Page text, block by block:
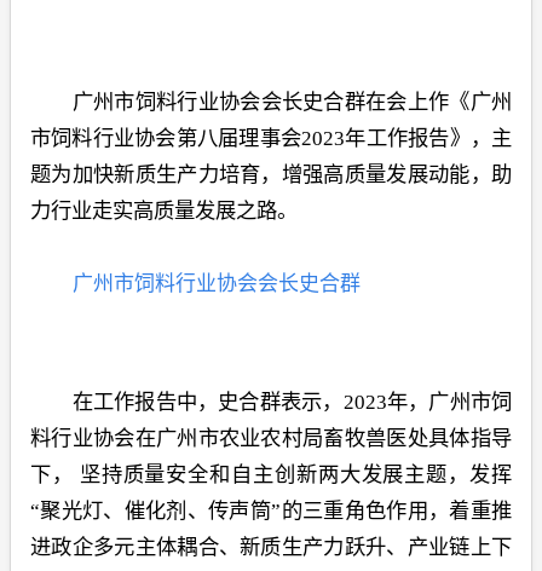
广州市饲料行业协会会长史合群在会上作《广州
市饲料行业协会第八届理事会2023年工作报告》，主
题为加快新质生产力培育，增强高质量发展动能，助
力行业走实高质量发展之路。
广州市饲料行业协会会长史合群
在工作报告中，史合群表示，2023年，广州市饲
料行业协会在广州市农业农村局畜牧兽医处具体指导
下， 坚持质量安全和自主创新两大发展主题，发挥
“聚光灯、催化剂、传声筒”的三重角色作用，着重推
进政企多元主体耦合、新质生产力跃升、产业链上下